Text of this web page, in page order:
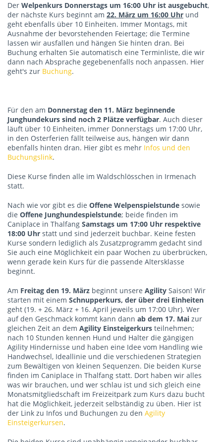
Der Welpenkurs Donnerstags um 16:00 Uhr ist ausgebucht,
der nächste Kurs beginnt am 22. März um 16:00 Uhr und
geht ebenfalls über 10 Einheiten. Immer Montags, mit
Ausnahme der bevorstehenden Feiertage; die Termine
lassen wir ausfallen und hängen Sie hinten dran. Bei
Buchung erhalten Sie automatisch eine Terminliste, die wir
dann nach Absprache gegebenenfalls noch anpassen. Hier
geht's zur Buchung.
Für den am Donnerstag den 11. März beginnende
Junghundekurs sind noch 2 Plätze verfügbar. Auch dieser
läuft über 10 Einheiten, immer Donnerstags um 17:00 Uhr,
in den Osterferien fällt teilweise aus, hängen wir dann
ebenfalls hinten dran. Hier gibt es mehr Infos und den
Buchungslink.
Diese Kurse finden alle im Waldschlösschen in Irmenach
statt.
Nach wie vor gibt es die Offene Welpenspielstunde sowie
die Offene Junghundespielstunde; beide finden im
Caniplace in Thalfang Samstags um 17:00 Uhr respektive
18:00 Uhr statt und sind jederzeit buchbar. Keine festen
Kurse sondern lediglich als Zusatzprogramm gedacht sind
Sie auch eine Möglichkeit ein paar Wochen zu überbrücken,
wenn gerade kein Kurs für die passende Altersklasse
beginnt.
Am Freitag den 19. März beginnt unsere Agility Saison! Wir
starten mit einem Schnupperkurs, der über drei Einheiten
geht (19. + 26. März + 16. April jeweils um 17:00 Uhr). Wer
auf den Geschmack kommt kann dann ab dem 17. Mai zur
gleichen Zeit an dem Agility Einsteigerkurs teilnehmen;
nach 10 Stunden kennen Hund und Halter die gängigen
Agility Hindernisse und haben eine Idee vom Handling wie
Handwechsel, Ideallinie und die verschiedenen Strategien
zum Bewältigen von kleinen Sequenzen. Die beiden Kurse
finden im Caniplace in Thalfang statt. Dort haben wir alles
was wir brauchen, und wer schlau ist und sich gleich eine
Monatsmitgliedschaft im Freizeitpark zum Kurs dazu bucht
hat die Möglichkeit, jederzeit selbständig zu üben. Hier ist
der Link zu Infos und Buchungen zu den Agility
Einsteigerkursen.